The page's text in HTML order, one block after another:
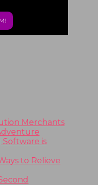
Merchants
Software is
to Relieve